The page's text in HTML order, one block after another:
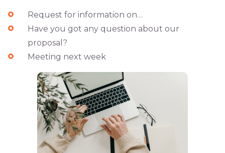
Request for information on…
Have you got any question about our
proposal?
Meeting next week